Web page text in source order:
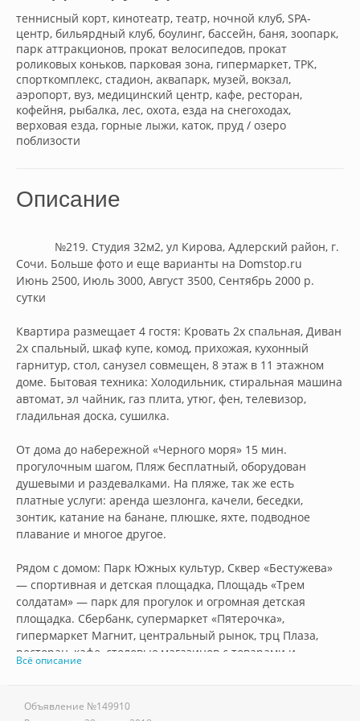
теннисный корт, кинотеатр, театр, ночной клуб, SPA-
центр, бильярдный клуб, боулинг, бассейн, баня, зоопарк,
парк аттракционов, прокат велосипедов, прокат
роликовых коньков, парковая зона, гипермаркет, ТРК,
спорткомплекс, стадион, аквапарк, музей, вокзал,
аэропорт, вуз, медицинский центр, кафе, ресторан,
кофейня, рыбалка, лес, охота, езда на снегоходах,
верховая езда, горные лыжи, каток, пруд / озеро
поблизости
Описание
Сочи. Больше фото и еще варианты на Domstop.ru
Июнь 2500, Июль 3000, Август 3500, Сентябрь 2000 р.
сутки
Квартира размещает 4 гостя: Кровать 2х спальная, Диван
2х спальный, шкаф купе, комод, прихожая, кухонный
гарнитур, стол, санузел совмещен, 8 этаж в 11 этажном
доме. Бытовая техника: Холодильник, стиральная машина
автомат, эл чайник, газ плита, утюг, фен, телевизор,
гладильная доска, сушилка.
От дома до набережной «Черного моря» 15 мин.
прогулочным шагом, Пляж бесплатный, оборудован
душевыми и раздевалками. На пляже, так же есть
платные услуги: аренда шезлонга, качели, беседки,
зонтик, катание на банане, плюшке, яхте, подводное
плавание и многое другое.
Рядом с домом: Парк Южных культур, Сквер «Бестужева»
— спортивная и детская площадка, Площадь «Трем
солдатам» — парк для прогулок и огромная детская
площадка. Сбербанк, супермаркет «Пятерочка»,
гипермаркет Магнит, центральный рынок, трц Плаза,
ресторан, кафе, столовые,магазинов с товарами и
услугами первой необходимости. Остановка
Всё описание
Объявление №149910